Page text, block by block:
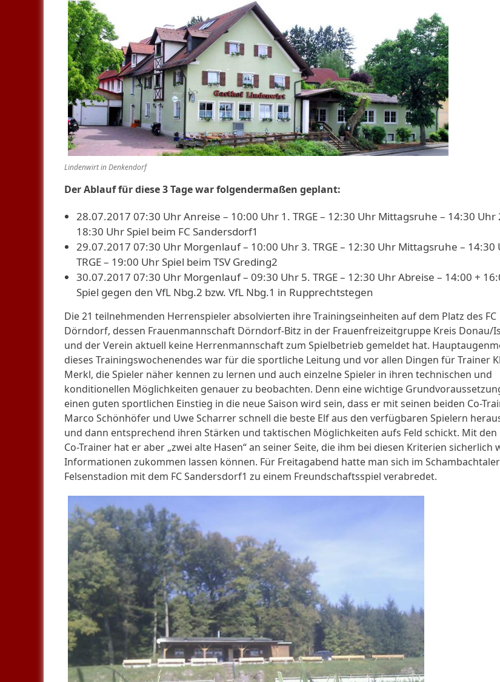
Lindenwirt in Denkendorf
Der Ablauf für diese 3 Tage war folgendermaßen geplant:
28.07.2017 07:30 Uhr Anreise – 10:00 Uhr 1. TRGE – 12:30 Uhr Mittagsruhe – 14:30 Uhr
18:30 Uhr Spiel beim FC Sandersdorf1
29.07.2017 07:30 Uhr Morgenlauf – 10:00 Uhr 3. TRGE – 12:30 Uhr Mittagsruhe – 14:30
TRGE – 19:00 Uhr Spiel beim TSV Greding2
30.07.2017 07:30 Uhr Morgenlauf – 09:30 Uhr 5. TRGE – 12:30 Uhr Abreise – 14:00 +
Spiel gegen den VfL Nbg.2 bzw. VfL Nbg.1 in Rupprechtstegen
Die 21 teilnehmenden Herrenspieler absolvierten ihre Trainingseinheiten auf dem Platz des FC
Dörndorf, dessen Frauenmannschaft Dörndorf-Bitz in der Frauenfreizeitgruppe Kreis Donau/
und der Verein aktuell keine Herrenmannschaft zum Spielbetrieb gemeldet hat.
dieses Trainingswochenendes war für die sportliche Leitung und vor allen Dingen für Trainer
Merkl, die Spieler näher kennen zu lernen und auch einzelne Spieler in ihren technischen und
konditionellen Möglichkeiten genauer zu beobachten. Denn eine wichtige
einen guten sportlichen Einstieg in die neue Saison wird sein, dass er mit seinen beiden Co-
Marco Schönhöfer und Uwe Scharrer schnell die beste Elf aus den verfügbaren Spielern
und dann entsprechend ihren Stärken und taktischen Möglichkeiten aufs Feld schickt. Mit den
Co-Trainer hat er aber „zwei alte Hasen“ an seiner Seite, die ihm bei diesen Kriterien sicherlich
Informationen zukommen lassen können. Für Freitagabend hatte man sich im Schambachtaler
Felsenstadion mit dem FC Sandersdorf1 zu einem Freundschaftsspiel verabredet.